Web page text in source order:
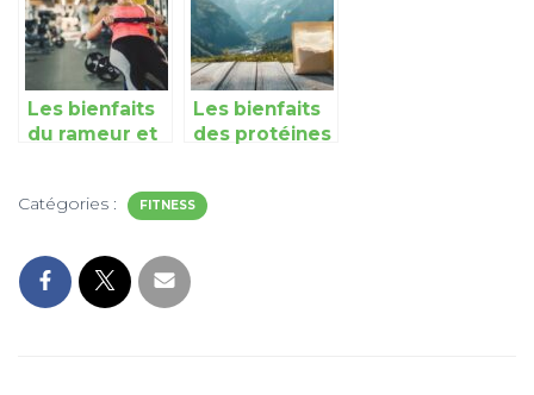
sportif
exercices de
musculation
du bas du
corps plus
intenses
Les bienfaits
du rameur et
au quotidien
Les bienfaits
des protéines
fabriqués
Catégories : FITNESS